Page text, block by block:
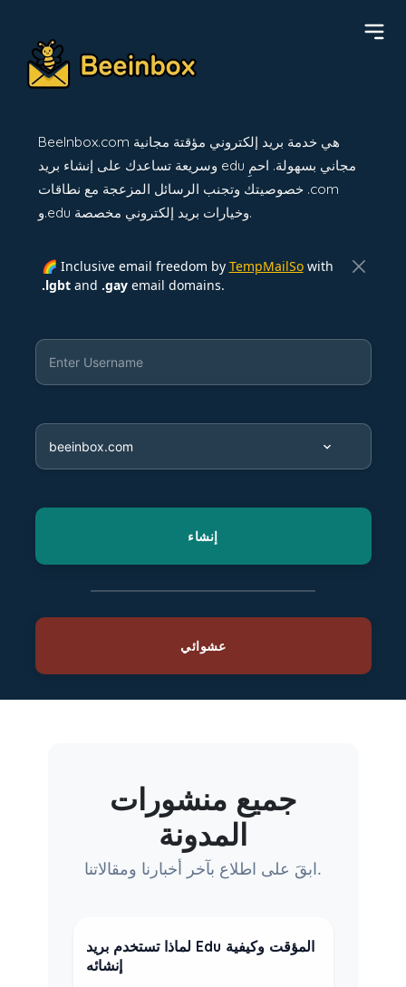
BeeInbox.com هي خدمة بريد إلكتروني مؤقتة مجانية
وسريعة تساعدك على إنشاء بريد edu مجاني بسهولة. احمِ
خصوصيتك وتجنب الرسائل المزعجة مع نطاقات .com
و.edu وخيارات بريد إلكتروني مخصصة.
🌈 Inclusive email freedom by TempMailSowith
.lgbtand .gayemail domains.
جميع منشورات
المدونة
ابقَ على اطلاع بآخر أخبارنا ومقالاتنا.
لماذا تستخدم بريد Edu المؤقت وكيفية
إنشائه